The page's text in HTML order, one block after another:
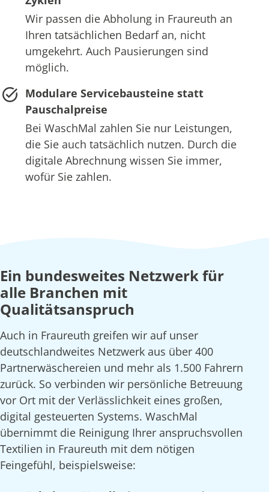
Wir passen die Abholung in Fraureuth an
Ihren tatsächlichen Bedarf an, nicht
umgekehrt. Auch Pausierungen sind
möglich.
Modulare Servicebausteine statt
Pauschalpreise
Bei WaschMal zahlen Sie nur Leistungen,
die Sie auch tatsächlich nutzen. Durch die
digitale Abrechnung wissen Sie immer,
wofür Sie zahlen.
Ein bundesweites Netzwerk für
alle Branchen mit
Qualitätsanspruch
Auch in Fraureuth greifen wir auf unser
deutschlandweites Netzwerk aus über 400
Partnerwäschereien und mehr als 1.500 Fahrern
zurück. So verbinden wir persönliche Betreuung
vor Ort mit der Verlässlichkeit eines großen,
digital gesteuerten Systems. WaschMal
übernimmt die Reinigung Ihrer anspruchsvollen
Textilien in Fraureuth mit dem nötigen
Feingefühl, beispielsweise: